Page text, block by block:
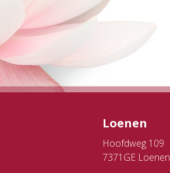
Loenen
Hoofdweg 109
7371GE Loenen